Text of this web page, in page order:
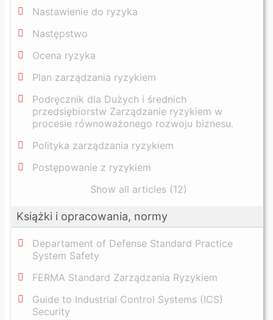
Nastawienie do ryzyka
Następstwo
Ocena ryzyka
Plan zarządzania ryzykiem
Podręcznik dla Dużych i średnich
przedsiębiorstw Zarządzanie ryzykiem w
procesie równoważonego rozwoju biznesu.
Polityka zarządzania ryzykiem
Postępowanie z ryzykiem
Show all articles (12)
Książki i opracowania, normy
Departament of Defense Standard Practice
System Safety
FERMA Standard Zarządzania Ryzykiem
Guide to Industrial Control Systems (ICS)
Security